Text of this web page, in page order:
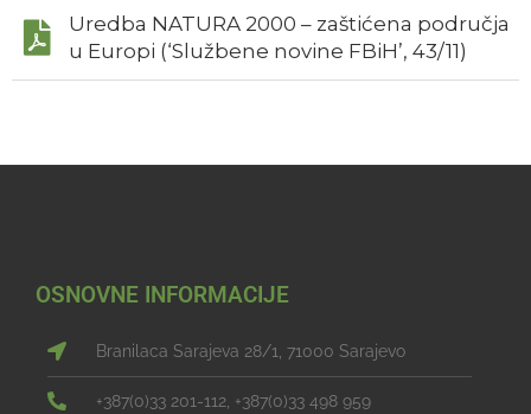
Uredba NATURA 2000 – zaštićena područja
u Europi (‘Službene novine FBiH’, 43/11)
OSNOVNE INFORMACIJE
Branilaca Sarajeva 28/1, 71000 Sarajevo
+387(0)33 201-112, +387(0)33 498 959